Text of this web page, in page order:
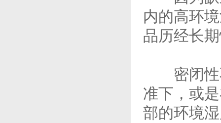
内的高环
品历经长
密闭性不
准下，或
部的环境